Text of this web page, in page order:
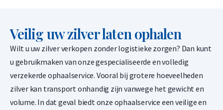
Valcambi CombiBar 10 x 1 gram goudbaar
1,50% onder spot
- +
€1.189,66
Veilig uw zilver laten ophalen
Wilt u uw zilver verkopen zonder logistieke zorgen? Dan kunt
u gebruikmaken van onze gespecialiseerde en volledig
verzekerde ophaalservice. Vooral bij grotere hoeveelheden
zilver kan transport onhandig zijn vanwege het gewicht en
volume. In dat geval biedt onze ophaalservice een veilige en